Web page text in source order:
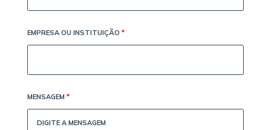
EMPRESA OU INSTITUIÇÃO *
MENSAGEM *